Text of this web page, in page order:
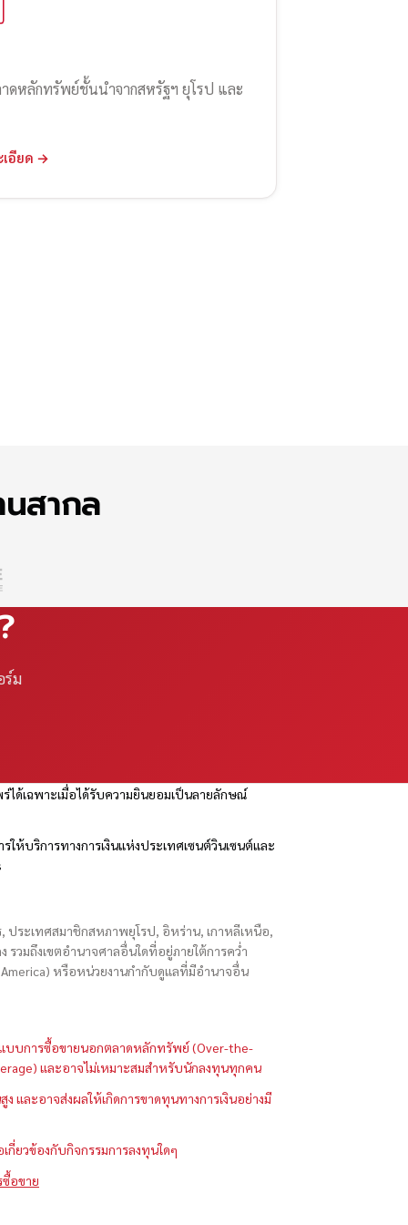
ดหลักทรัพย์ชั้นนำจากสหรัฐฯ ยุโรป และ
เอียด →
สากล
ร์ม
ได้เฉพาะเมื่อได้รับความยินยอมเป็นลายลักษณ์
ห้บริการทางการเงินแห่งประเทศเซนต์วินเซนต์และ
ประเทศสมาชิกสหภาพยุโรป, อิหร่าน, เกาหลีเหนือ,
รวมถึงเขตอำนาจศาลอื่นใดที่อยู่ภายใต้การคว่ำ
หรือหน่วยงานกำกับดูแลที่มีอำนาจอื่น
แบบการซื้อขายนอกตลาดหลักทรัพย์ (Over-the-
และอาจไม่เหมาะสมสำหรับนักลงทุนทุกคน
ง และอาจส่งผลให้เกิดการขาดทุนทางการเงินอย่างมี
กี่ยวข้องกับกิจกรรมการลงทุนใดๆ
ซื้อขาย